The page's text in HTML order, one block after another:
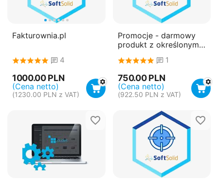
Fakturownia.pl
4
1000.00 PLN
(Cena netto)
(1230.00 PLN z VAT)
Promocje - darmowy
produkt z określonym
1
750.00 PLN
(Cena netto)
(922.50 PLN z VAT)